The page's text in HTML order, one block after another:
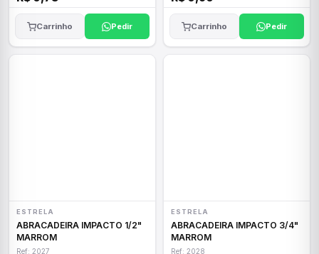
Carrinho Pedir Carrinho Pedir
ESTRELA
ABRACADEIRA IMPACTO 1/2"
MARROM
Ref: 2027
ESTRELA
ABRACADEIRA IMPACTO 3/4"
MARROM
Ref: 2028